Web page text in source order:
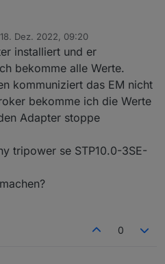
18. Dez. 2022, 09:20
von
installiert und er
bekomme alle Werte.
kommuniziert das EM nicht
bekomme ich die Werte
Adapter stoppe
tripower se STP10.0-3SE-
0